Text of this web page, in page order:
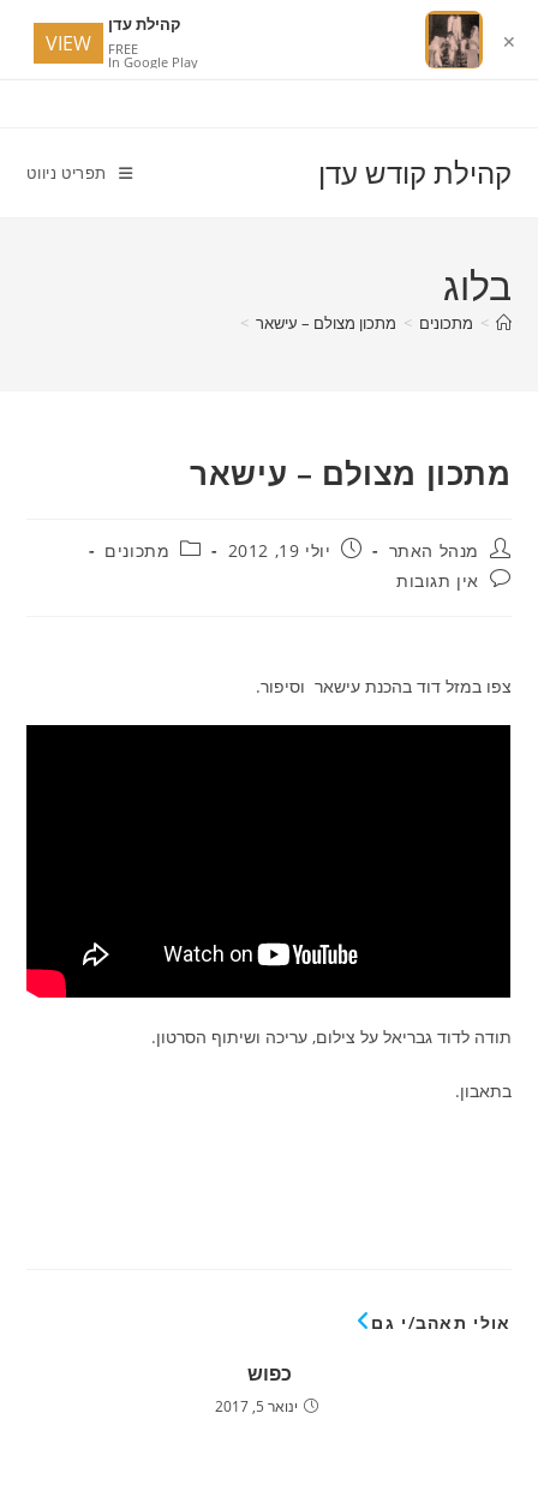
קהילת קודש עדן תפריט ניווט
בלוג
> מתכונים > מתכון מצולם – עישאר >
מתכון מצולם – עישאר
מחבר:מנהל האתר פורסם:
יולי 19, 2012 קטגוריה:מתכונים
תגובות:אין תגובות
צפו במזל דוד בהכנת עישאר וסיפור.
תודה לדוד גבריאל על צילום, עריכה ושיתוף הסרטון.
בתאבון.
אולי תאהב/י גם
כפוש
ינואר 5, 2017
✕
קהילת עדן
FREE
In Google Play
VIEW